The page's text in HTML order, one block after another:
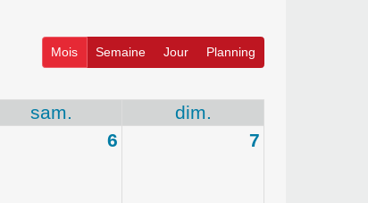
Mois Semaine Jour Planning
sam.
dim.
6 7